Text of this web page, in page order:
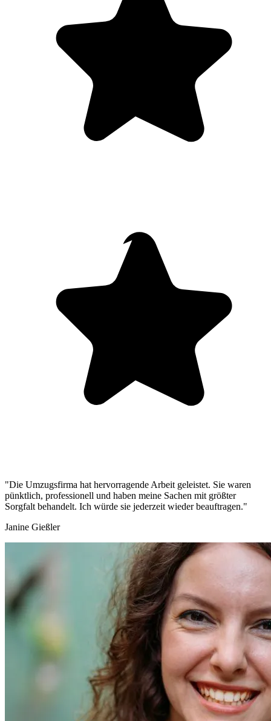
"Die Umzugsfirma hat hervorragende Arbeit geleistet. Sie waren
pünktlich, professionell und haben meine Sachen mit größter
Sorgfalt behandelt. Ich würde sie jederzeit wieder beauftragen."
Janine Gießler